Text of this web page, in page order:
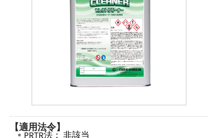
【適用法令】
PRTR法： 非該当